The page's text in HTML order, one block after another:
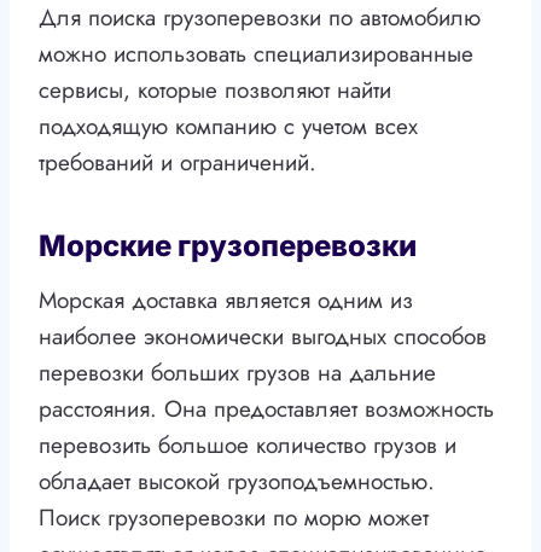
Для поиска грузоперевозки по автомобилю
можно использовать специализированные
сервисы, которые позволяют найти
подходящую компанию с учетом всех
требований и ограничений.
Морские грузоперевозки
Морская доставка является одним из
наиболее экономически выгодных способов
перевозки больших грузов на дальние
расстояния. Она предоставляет возможность
перевозить большое количество грузов и
обладает высокой грузоподъемностью.
Поиск грузоперевозки по морю может